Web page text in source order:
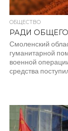
ОБЩЕСТВО
РАДИ
Смоленский
гуманитарной
военной
средства